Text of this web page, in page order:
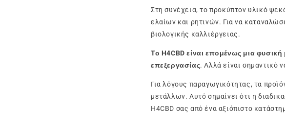
Στη συνέχεια, το προκύπτον υλικό
ελαίων και ρητινών. Για να
βιολογικής καλλιέργειας.
Το H4CBD είναι επομένως μια
επεξεργασίας. Αλλά είναι σημαντικό
Για λόγους παραγωγικότητας, τα
μετάλλων. Αυτό σημαίνει ότι η
H4CBD σας από ένα αξιόπιστο